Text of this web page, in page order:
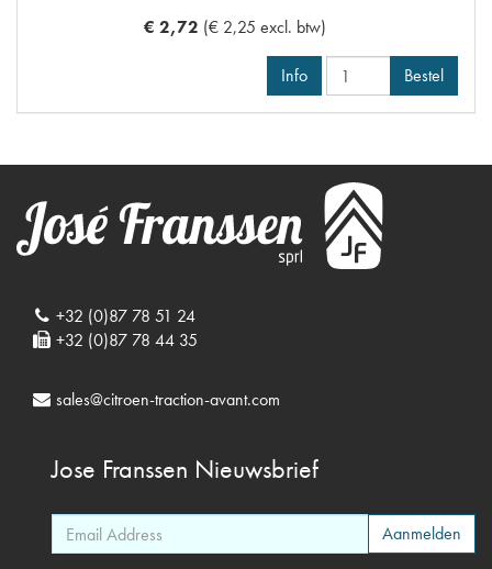
€ 2,72 (€ 2,25 excl. btw)
Info Bestel
+32 (0)87 78 51 24
+32 (0)87 78 44 35
sales@citroen-traction-avant.com
Jose Franssen Nieuwsbrief